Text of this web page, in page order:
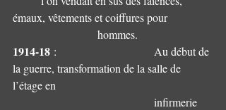
émaux, vêtements et coiffures pour
			hommes.
1914-18 :                    	Au début de
la guerre, transformation de la salle de